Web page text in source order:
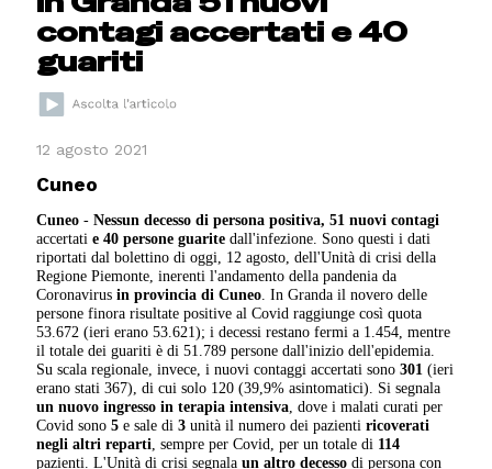
contagi accertati e 40
guariti
12 agosto 2021
Cuneo
Cuneo -Nessun decesso di persona positiva, 51 nuovi contagi
accertatie 40 persone guarite dall'infezione. Sono questi i dati
riportati dal bolettino di oggi, 12 agosto, dell'Unità di crisi della
Regione Piemonte, inerenti l'andamento della pandenia da
Coronavirusin provincia di Cuneo . In Granda il novero delle
persone finora risultate positive al Covid raggiunge così quota
53.672 (ieri erano 53.621); i decessi restano fermi a 1.454, mentre
il totale dei guariti è di 51.789 persone dall'inizio dell'epidemia.
Su scala regionale, invece, i nuovi contaggi accertati sono301 (ieri
erano stati 367), di cui solo 120 (39,9% asintomatici). Si segnala
un nuovo ingresso in terapia intensiva , dove i malati curati per
Covid sono5 e sale di3 unità il numero dei pazientiricoverati
negli altri reparti , sempre per Covid, per un totale di 114
pazienti. L'Unità di crisi segnala un altro decesso di persona con